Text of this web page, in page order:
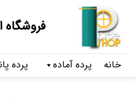
فروشگاه
خانه پرده آماده پرده